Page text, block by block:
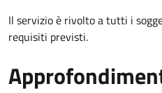
Il servizio è rivolto a tutti i
requisiti previsti.